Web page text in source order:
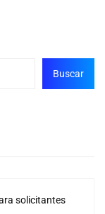
Buscar
solicitantes